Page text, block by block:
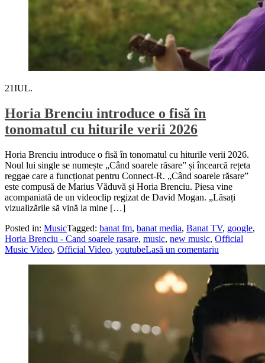
21IUL.
Horia Brenciu introduce o fisă în
tonomatul cu hiturile verii 2026
Horia Brenciu introduce o fisă în tonomatul cu hiturile verii 2026.
Noul lui single se numește „Când soarele răsare” și încearcă rețeta
reggae care a funcționat pentru Connect-R. „Când soarele răsare”
este compusă de Marius Văduvă și Horia Brenciu. Piesa vine
acompaniată de un videoclip regizat de David Mogan. „Lăsați
vizualizările să vină la mine […]
Posted in: MusicTagged: banat fm, banat media, Banat TV, google,
Horia Brenciu - Cand soarele rasare, music, new music, Official
Music Video, Official Video, youtubeLasă un comentariu